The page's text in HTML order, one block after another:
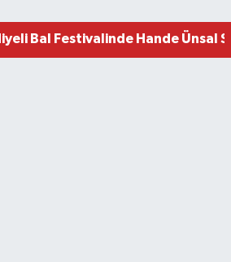
Bal Festivalinde Hande Ünsal